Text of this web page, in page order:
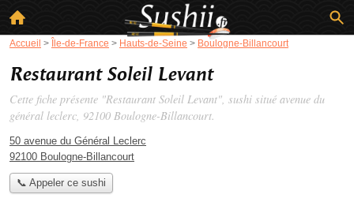
Accueil > Île-de-France > Hauts-de-Seine > Boulogne-Billancourt
Restaurant Soleil Levant
Cette fiche présente "Restaurant Soleil Levant", sushi situé avenue du
général leclerc, 92100 Boulogne-Billancourt.
50 avenue du Général Leclerc
92100 Boulogne-Billancourt
📞 Appeler ce sushi